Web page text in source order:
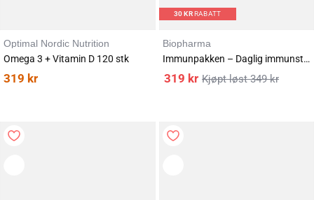
Optimal Nordic Nutrition
Omega 3 + Vitamin D 120 stk
319 kr
30KRRABATT
Biopharma
Immunpakken – Daglig immunstøtte (3-pack)
349kr
319 kr